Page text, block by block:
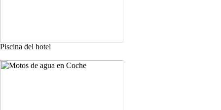
Piscina del hotel